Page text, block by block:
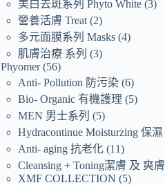
美白去斑系列 Phyto White 3
營養活膚 Treat 2
多元面膜系列 Masks 4
肌膚治療 系列
3
Phyomer 56
Anti- Pollution 防污染 6
Bio- Organic 有機護理
5
MEN 男士系列
5
Hydracontinue Moisturzing 保濕
Anti- aging 抗老化 11
Cleansing + Toning潔膚 及 爽膚
XMF COLLECTION
5